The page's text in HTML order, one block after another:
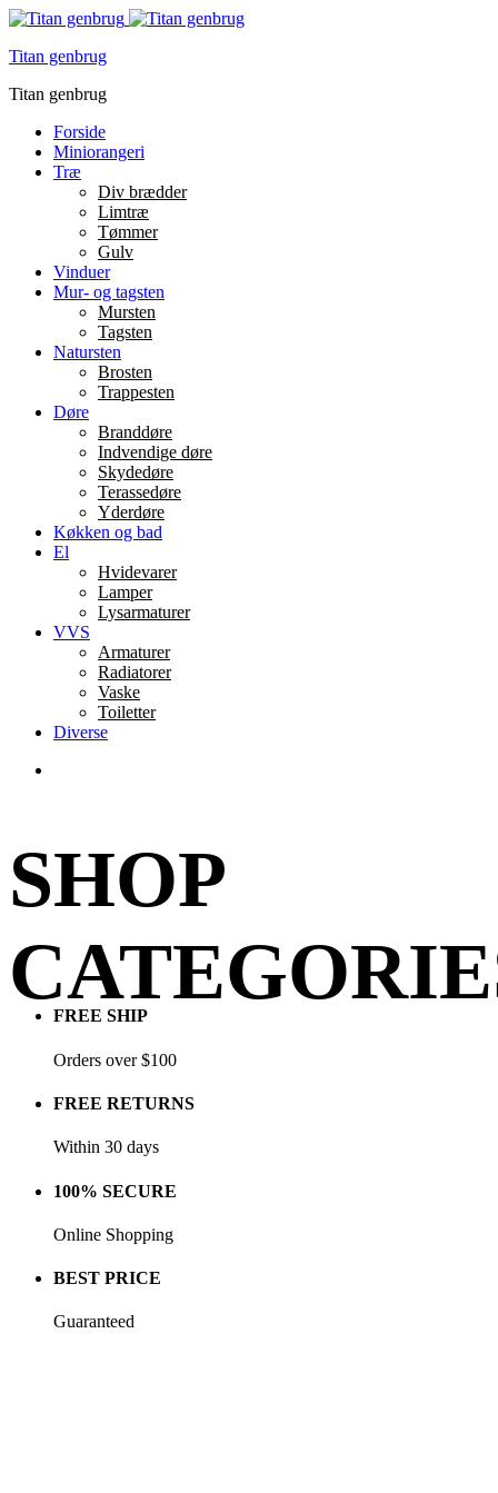
Titan genbrug
Titan genbrug
Forside
Miniorangeri
Træ
Div brædder
Limtræ
Tømmer
Gulv
Vinduer
Mur- og tagsten
Mursten
Tagsten
Natursten
Brosten
Trappesten
Døre
Branddøre
Indvendige døre
Skydedøre
Terassedøre
Yderdøre
Køkken og bad
El
Hvidevarer
Lamper
Lysarmaturer
VVS
Armaturer
Radiatorer
Vaske
Toiletter
Diverse
SHOP
FREE SHIP
Orders over $100
FREE RETURNS
Within 30 days
100% SECURE
Online Shopping
BEST PRICE
Guaranteed